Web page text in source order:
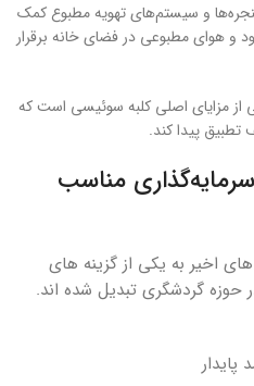
و سیستم‌های تهویه مطبوع کمک
و هوای مطبوعی در فضای خانه برقرار
از مزایای اصلی کلبه سوئیسی است که
تطبیق پیدا کند.
مناسب
اخیر به یکی از گزینه‌ های
حوزه گردشگری تبدیل شده‌ اند.
پایدار